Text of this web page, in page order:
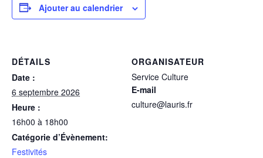
Ajouter au calendrier
DÉTAILS
Date :
6 septembre 2026
Heure :
16h00 à 18h00
Catégorie d’Évènement:
Festivités
ORGANISATEUR
Service Culture
E-mail
culture@lauris.fr